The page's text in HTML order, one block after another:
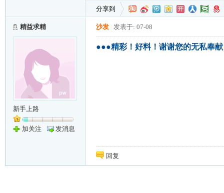
分享到
精益求精
新手上路
加关注 发消息
沙发 发表于: 07-08
●●●精彩！好料！谢谢您的无私奉
回复